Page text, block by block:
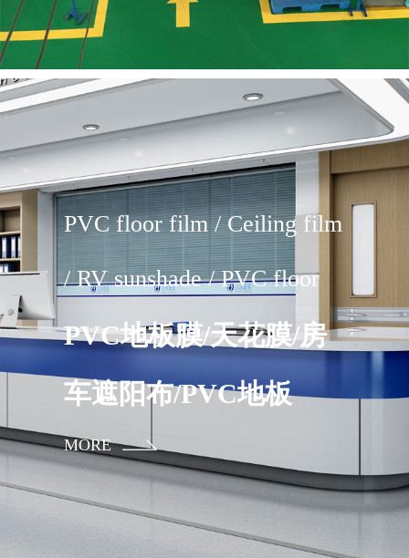
PVC floor film / Ceiling film
/ RV sunshade / PVC floor
PVC地板膜/天花膜/房
车遮阳布/PVC地板
MORE